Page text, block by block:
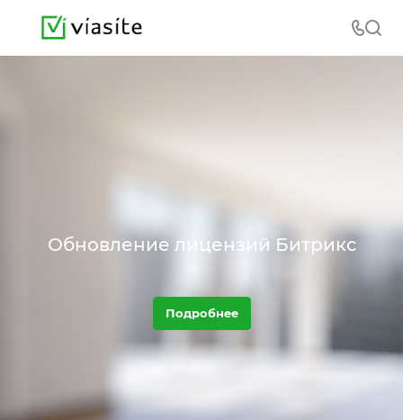
Обновление лицензий Битрикс
Подробнее